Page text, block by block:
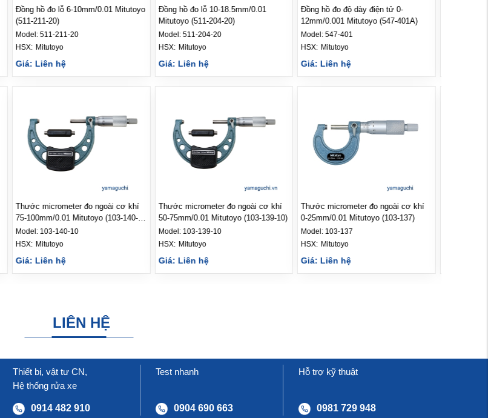
Đồng hồ đo lỗ 6-10mm/0.01 Mitutoyo
(511-211-20)
Model: 511-211-20
HSX: Mitutoyo
Giá: Liên hệ
Đồng hồ đo lỗ 10-18.5mm/0.01
Mitutoyo (511-204-20)
Model: 511-204-20
HSX: Mitutoyo
Giá: Liên hệ
Đồng hồ đo độ dày điện tử 0-
12mm/0.001 Mitutoyo (547-401A)
Model:547-401
Mitutoyo
Giá: Liên hệ
Thước micrometer đo ngoài cơ khí
75-100mm/0.01 Mitutoyo (103-140-
10)
Model: 103-140-10
HSX: Mitutoyo
Giá: Liên hệ
Thước micrometer đo ngoài cơ khí
50-75mm/0.01 Mitutoyo (103-139-10)
Model: 103-139-10
HSX: Mitutoyo
Giá: Liên hệ
Thước micrometer đo ngoài cơ khí
0-25mm/0.01 Mitutoyo (103-137)
Model:103-137
Mitutoyo
Giá: Liên hệ
LIÊN HỆ
Thiết bị, vật tư CN,
Hệ thống rửa xe
0914 482 910
Test nhanh
0904 690 663
Hỗ trợ kỹ thuật
0981 729 948